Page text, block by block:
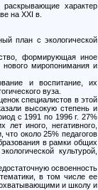
раскрывающие характер
на XXI в.
план с экологической
формирующая иное
нового миропонимания и
и воспитание, их
вуза.
специалистов в этой
высокую степень и
с 1991 по 1996 г. 27%
иного, негативного,
что около 25% педагогов
в рамки общих
культурой,
освоенность
в том числе ее
охватывающими и школу и